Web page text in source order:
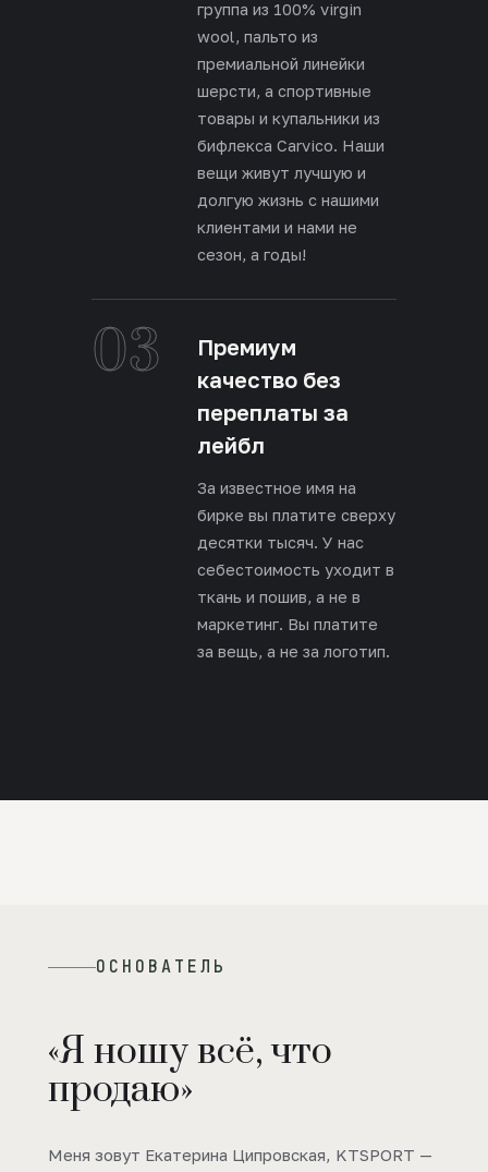
группа из 100% virgin
wool, пальто из
премиальной линейки
шерсти, а спортивные
товары и купальники из
бифлекса Carvico. Наши
вещи живут лучшую и
долгую жизнь с нашими
клиентами и нами не
сезон, а годы!
03
Премиум
качество без
переплаты за
лейбл
За известное имя на
бирке вы платите сверху
десятки тысяч. У нас
себестоимость уходит в
ткань и пошив, а не в
маркетинг. Вы платите
за вещь, а не за логотип.
ОСНОВАТЕЛЬ
«Я ношу всё, что
продаю»
Меня зовут Екатерина Ципровская, KTSPORT —